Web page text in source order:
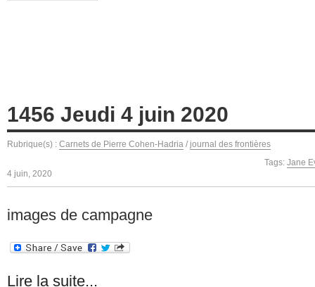
1456 Jeudi 4 juin 2020
Rubrique(s) : Carnets de Pierre Cohen-Hadria / journal des frontières
Tags: Jane
4 juin, 2020
images de campagne
Lire la suite...